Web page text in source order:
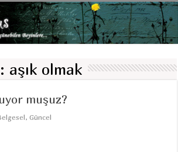
aşık olmak
muşuz?
,Güncel